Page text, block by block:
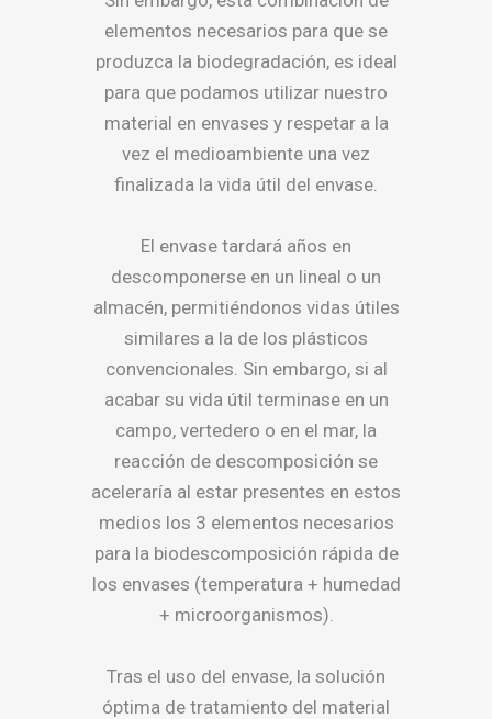
elementos necesarios para que se
produzca la biodegradación, es ideal
para que podamos utilizar nuestro
material en envases y respetar a la
vez el medioambiente una vez
finalizada la vida útil del envase.
El envase tardará años en
descomponerse en un lineal o un
almacén, permitiéndonos vidas útiles
similares a la de los plásticos
convencionales. Sin embargo, si al
acabar su vida útil terminase en un
campo, vertedero o en el mar, la
reacción de descomposición se
aceleraría al estar presentes en estos
medios los 3 elementos necesarios
para la biodescomposición rápida de
los envases (temperatura + humedad
+ microorganismos).
Tras el uso del envase, la solución
óptima de tratamiento del material